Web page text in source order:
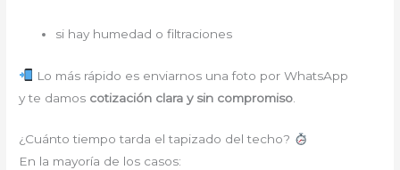
si hay humedad o filtraciones
Lo más rápido es enviarnos una foto por WhatsApp
y te damos cotización clara y sin compromiso
¿Cuánto tiempo tarda el tapizado del techo?
En la mayoría de los casos: